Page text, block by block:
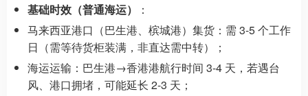
基础时效（普通海运）
：
马来西亚港口（巴生港、槟城港）集货：需 3-5 个工作
日（需等待货柜装满，非直达需中转）；
海运运输：巴生港→香港港航行时间 3-4 天，若遇台
风、港口拥堵，可能延长 2-3 天；